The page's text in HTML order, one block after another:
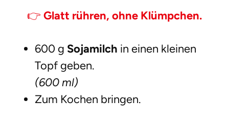
👉 Glatt rühren, ohne Klümpchen.
600 g Sojamilch in einen kleinen
Topf geben.
(600 ml)
Zum Kochen bringen.